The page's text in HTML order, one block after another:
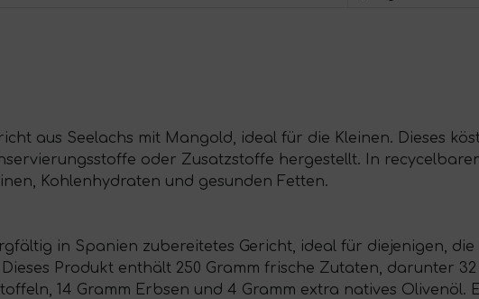
aus Seelachs mit Mangold, ideal für die Kleinen. Dieses
oder Zusatzstoffe hergestellt. In
Kohlenhydraten und gesunden Fetten.
in Spanien zubereitetes Gericht, ideal für diejenigen,
Produkt enthält 250 Gramm frische Zutaten, darunter 32
14 Gramm Erbsen und 4 Gramm extra natives Olivenöl.